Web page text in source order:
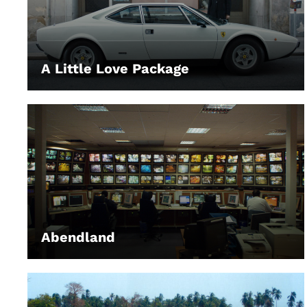
A Little Love Package
LEIHEN
Abendland
LEIHEN